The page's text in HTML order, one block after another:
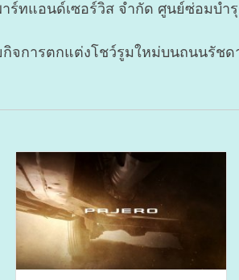
ร์ทแอนด์เซอร์วิส จำกัด ศูนย์ซ่อมบ
การตกแต่งโชว์รูมใหม่บนถนนรัชด